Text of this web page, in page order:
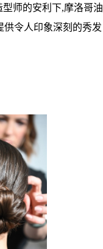
师的安利下,摩洛哥油
供令人印象深刻的秀发